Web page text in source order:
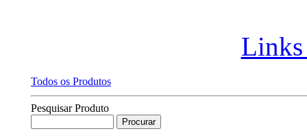
Links
Todos os Produtos
Pesquisar Produto